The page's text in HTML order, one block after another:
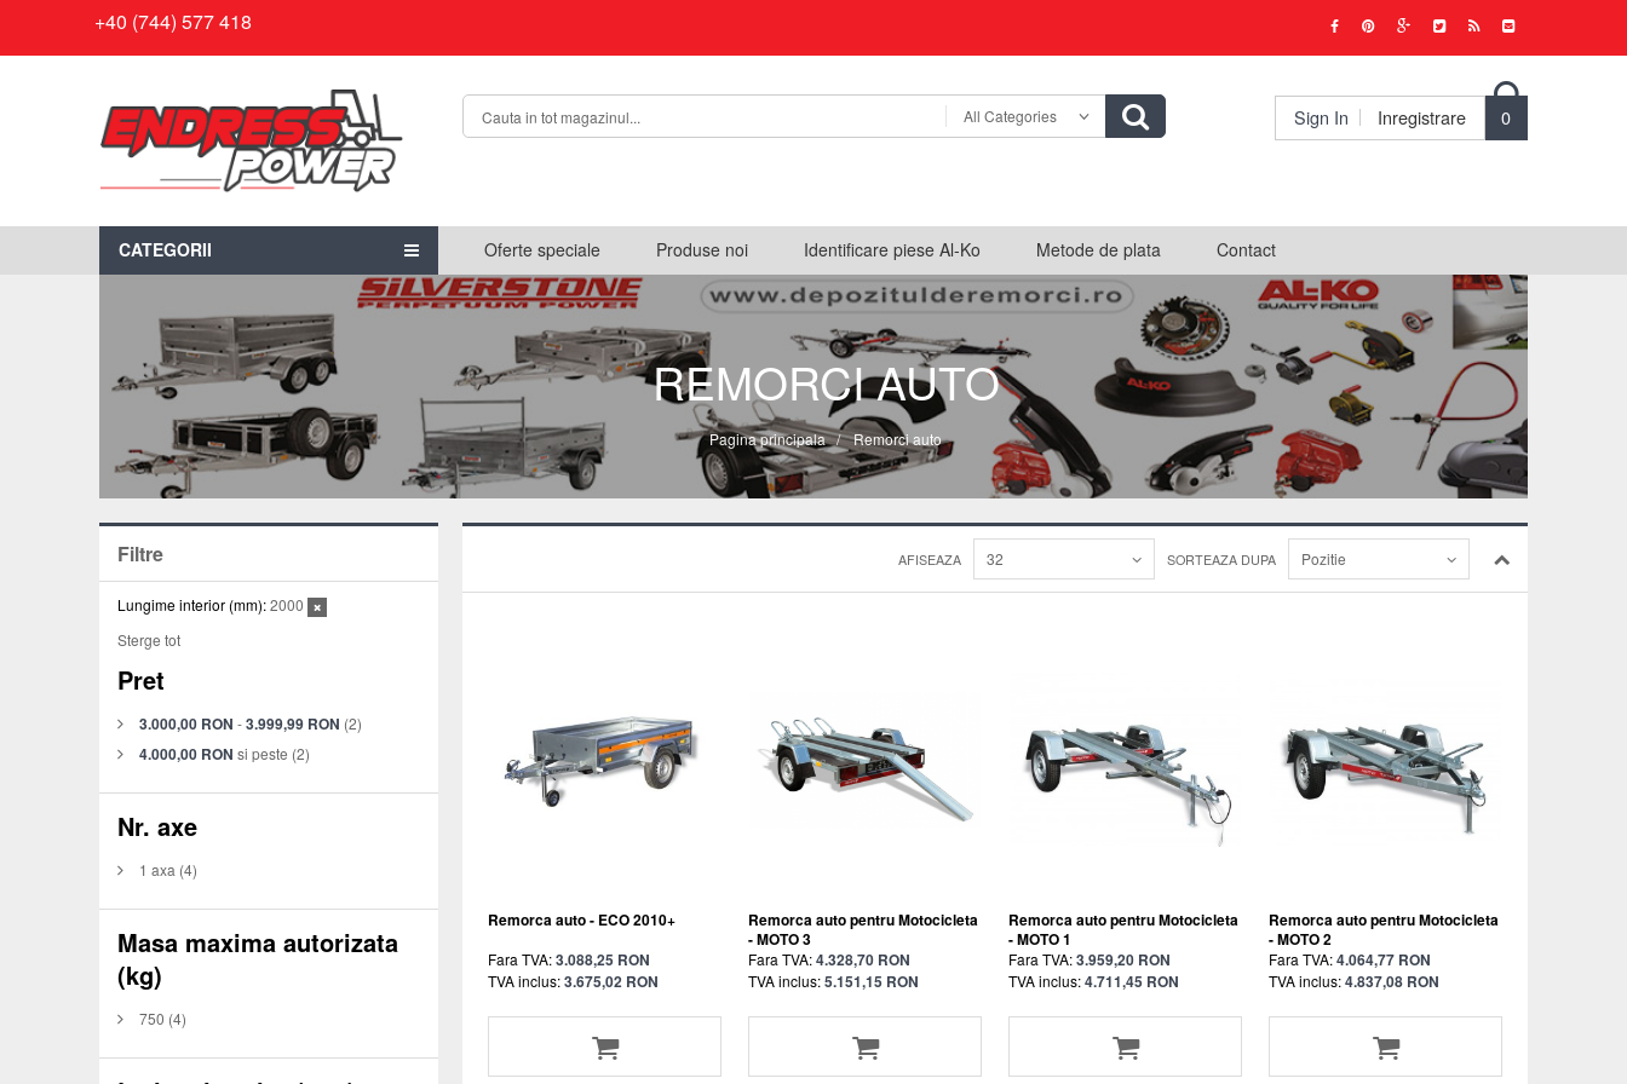
+40 (744) 577 418
All Categories

0
Sign In Inregistrare
Oferte speciale Produse noi Identificare piese Al-Ko Metode de plata Contact
CATEGORII
REMORCI AUTO
Pagina principala / Remorci auto
SORTEAZA DUPA Pozitie
AFISEAZA 32
Remorca auto - ECO 2010+
Fara TVA:3.088,25 RON
TVA inclus:3.675,02 RON
Remorca auto pentru Motocicleta
- MOTO 3
Fara TVA:4.328,70 RON
TVA inclus:5.151,15 RON
Remorca auto pentru Motocicleta
- MOTO 1
Fara TVA:3.959,20 RON
TVA inclus:4.711,45 RON
Remorca auto pentru Motocicleta
- MOTO 2
Fara TVA:4.064,77 RON
TVA inclus:4.837,08 RON
Filtre
Lungime interior (mm):2000
Sterge tot
Pret
3.000,00 RON -3.999,99 RON (2)
4.000,00 RON si peste (2)
Nr. axe
1 axa (4)
Masa maxima autorizata
(kg)
750 (4)